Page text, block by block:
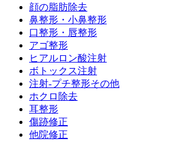
顔の脂肪除去
鼻整形・小鼻整形
口整形・唇整形
アゴ整形
ヒアルロン酸注射
ボトックス注射
注射-プチ整形その他
ホクロ除去
耳整形
傷跡修正
他院修正